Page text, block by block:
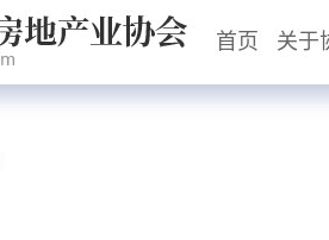
首页 关于